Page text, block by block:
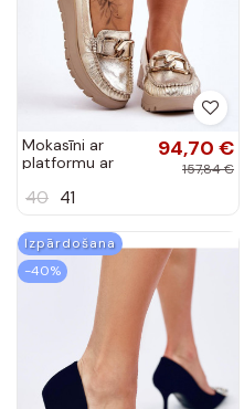
Mokasīni ar
platformu ar
Zelta krāsas
94,70 €
157,84 €
40 41
Izpārdošana
-40%